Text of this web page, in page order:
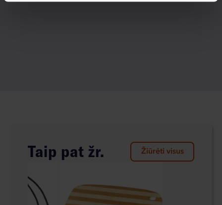
Taip pat žr. Žiūrėti visus